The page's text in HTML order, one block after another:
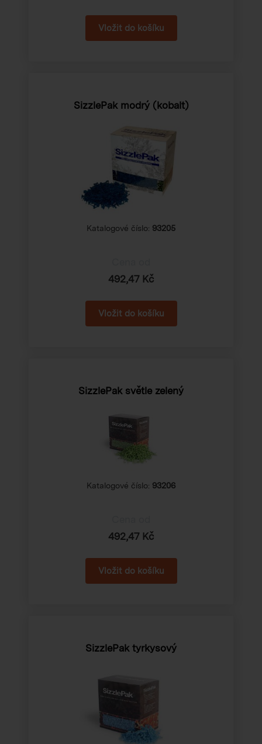
SizzlePak modrý (kobalt)
Katalogové číslo: 93205
492,47 Kč
SizzlePak světle zelený
Katalogové číslo: 93206
492,47 Kč
SizzlePak tyrkysový